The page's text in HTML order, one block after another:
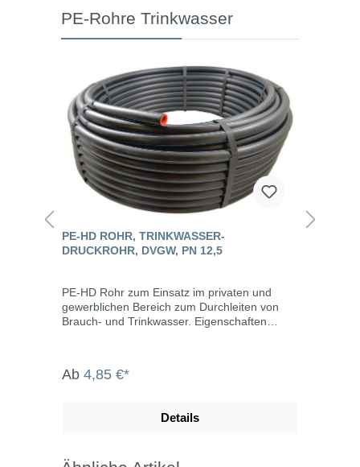
PE-Rohre Trinkwasser
PE-HD ROHR, TRINKWASSER-
DRUCKROHR, DVGW, PN 12,5
PE-HD Rohr zum Einsatz im privaten und
gewerblichen Bereich zum Durchleiten von
Brauch- und Trinkwasser. Eigenschaften
Beständigkeit: beständig gegen Laugen,
beständig gegen Alkohol, Öl und Benzin
Ab 4,85 €*
Details